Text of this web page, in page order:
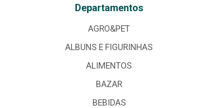
Departamentos
AGRO&PET
ALBUNS E FIGURINHAS
ALIMENTOS
BAZAR
BEBIDAS